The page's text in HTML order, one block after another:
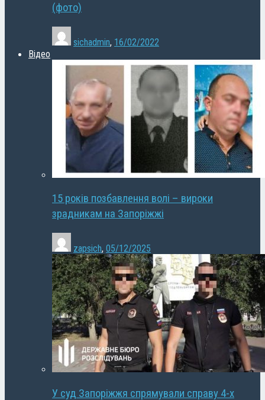
(фото)
sichadmin, 16/02/2022
Відео
15 років позбавлення волі – вироки
зрадникам на Запоріжжі
zapsich, 05/12/2025
У суд Запоріжжя спрямували справу 4-х